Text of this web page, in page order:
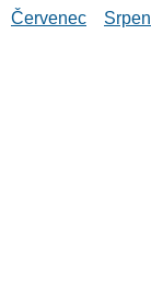
Červenec
Srpen